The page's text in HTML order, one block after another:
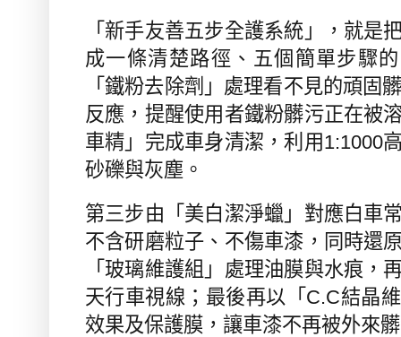
「新手友善五步全護系統」，就是
成一條清楚路徑、五個簡單步驟的
「鐵粉去除劑」處理看不見的頑固
反應，提醒使用者鐵粉髒污正在被
車精」完成車身清潔，利用 1:1000
砂礫與灰塵。
第三步由「美白潔淨蠟」對應白車
不含研磨粒子、不傷車漆，同時還
「玻璃維護組」處理油膜與水痕，
天行車視線；最後再以「 C.C結晶
效果及保護膜，讓車漆不再被外來